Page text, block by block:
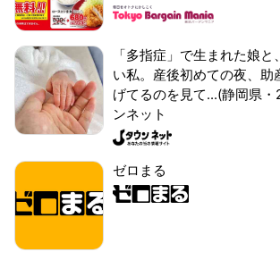
「多指症」で生まれた娘
い私。産後初めての夜、助
げてるのを見て...(静岡県
ンネット
ゼロまる